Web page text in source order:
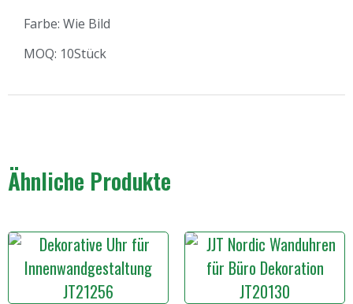
Farbe: Wie Bild
MOQ: 10Stück
Ähnliche Produkte